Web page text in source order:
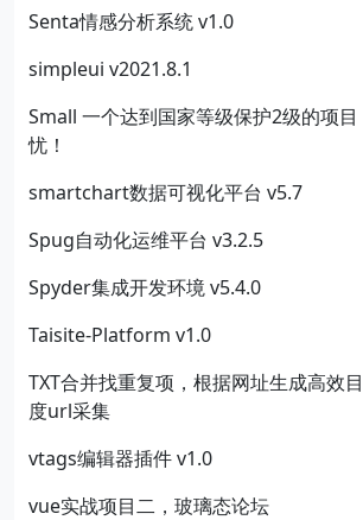
Senta情感分析系统 v1.0
simpleui v2021.8.1
Small 一个达到国家等级保护2级的项
忧！
smartchart数据可视化平台 v5.7
Spug自动化运维平台 v3.2.5
Spyder集成开发环境 v5.4.0
Taisite-Platform v1.0
TXT合并找重复项，根据网址生成高效
度url采集
vtags编辑器插件 v1.0
vue实战项目二，玻璃态论坛